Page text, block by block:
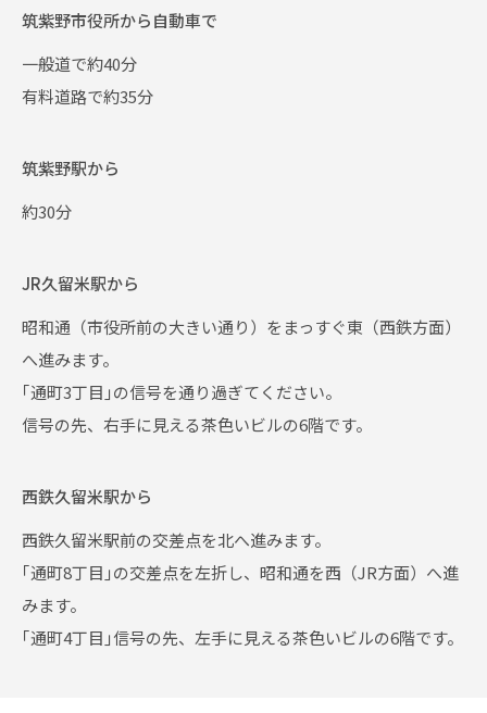
筑紫野市役所から自動車で
一般道で約40分
有料道路で約35分
筑紫野駅から
約30分
JR久留米駅から
昭和通（市役所前の大きい通り）をまっすぐ東（西鉄方面）
へ進みます。
｢通町3丁目｣の信号を通り過ぎてください。
信号の先、右手に見える茶色いビルの6階です。
西鉄久留米駅から
西鉄久留米駅前の交差点を北へ進みます。
｢通町8丁目｣の交差点を左折し、昭和通を西（JR方面）へ進
みます。
｢通町4丁目｣信号の先、左手に見える茶色いビルの6階です。